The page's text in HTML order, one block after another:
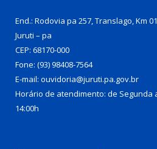
End.: Rodovia pa 257, Translago, Km
Juruti – pa
CEP: 68170-000
Fone: (93) 98408-7564
E-mail: ouvidoria@juruti.pa.gov.br
Horário de atendimento: de Segunda
14:00h